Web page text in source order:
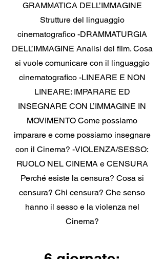
GRAMMATICA DELL’IMMAGINE
Strutture del linguaggio
cinematografico -DRAMMATURGIA
DELL’IMMAGINE Analisi del film. Cosa
si vuole comunicare con il linguaggio
cinematografico -LINEARE E NON
LINEARE: IMPARARE ED
INSEGNARE CON L’IMMAGINE IN
MOVIMENTO Come possiamo
imparare e come possiamo insegnare
con il Cinema? -VIOLENZA/SESSO:
RUOLO NEL CINEMA e CENSURA
Perché esiste la censura? Cosa si
censura? Chi censura? Che senso
hanno il sesso e la violenza nel
Cinema?